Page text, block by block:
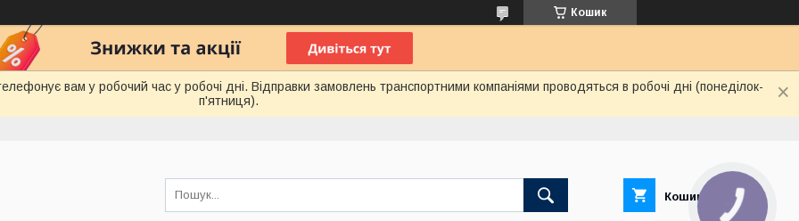
Кошик
вам у робочий час у робочі дні. Відправки замовлень транспортними компаніями проводяться в робочі дні (понеділок-
п'ятниця).
Кошик
КНОПКА
ЗВ'ЯЗКУ